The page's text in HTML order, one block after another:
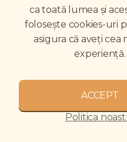
NOUTĂȚI
Avortul și
la bovine: investigație,
ca toată lumea și
folosește cookies-uri
asigura că aveți cea
experiență.
ACCEPT
Politica